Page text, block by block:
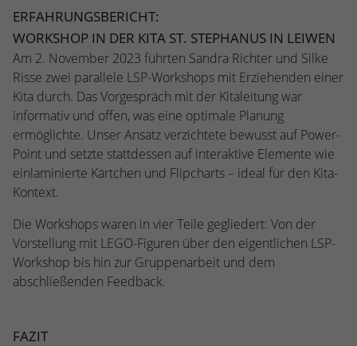
ERFAHRUNGSBERICHT:
WORKSHOP IN DER KITA ST. STEPHANUS IN LEIWEN
Am 2. November 2023 führten Sandra Richter und Silke
Risse zwei parallele LSP-Workshops mit Erziehenden einer
Kita durch. Das Vorgespräch mit der Kitaleitung war
informativ und offen, was eine optimale Planung
ermöglichte. Unser Ansatz verzichtete bewusst auf Power-
Point und setzte stattdessen auf interaktive Elemente wie
einlaminierte Kärtchen und Flipcharts – ideal für den Kita-
Kontext.
Die Workshops waren in vier Teile gegliedert: Von der
Vorstellung mit LEGO-Figuren über den eigentlichen LSP-
Workshop bis hin zur Gruppenarbeit und dem
abschließenden Feedback.
FAZIT
Anbieter Google Analytics
Laufzeit 1 Tag
Zweck
Dieses Cookie wird von Google Analytics
installiert. Das Cookie wird verwendet, um
Informationen darüber zu speichern, wie
Besucher eine Website nutzen, und hilft
bei der Erstellung eines Analyseberichts
darüber, wie es der Website geht. Die
Besucher, die Quelle, aus der sie
stammen, und die Seiten in anonymisierter
Form.
Anbieter